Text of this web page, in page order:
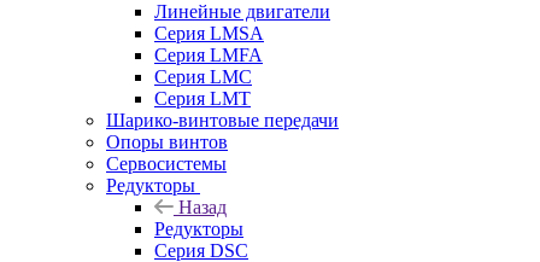
Линейные двигатели
Серия LMSA
Серия LMFA
Серия LMC
Серия LMT
Шарико-винтовые передачи
Опоры винтов
Сервосистемы
Редукторы
Назад
Редукторы
Серия DSC